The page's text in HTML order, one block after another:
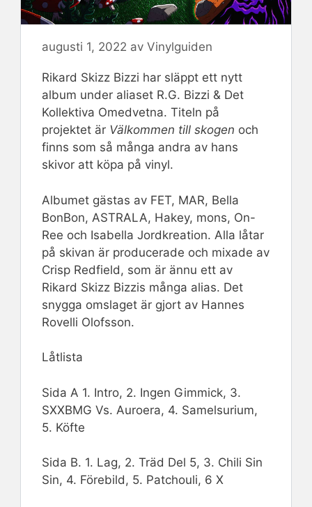
augusti 1, 2022 av Vinylguiden
Rikard Skizz Bizzi har släppt ett nytt
album under aliaset R.G. Bizzi & Det
Kollektiva Omedvetna. Titeln på
projektet är Välkommen till skogen och
finns som så många andra av hans
skivor att köpa på vinyl.
Albumet gästas av FET, MAR, Bella
BonBon, ASTRALA, Hakey, mons, On-
Ree och Isabella Jordkreation. Alla låtar
på skivan är producerade och mixade av
Crisp Redfield, som är ännu ett av
Rikard Skizz Bizzis många alias. Det
snygga omslaget är gjort av Hannes
Rovelli Olofsson.
Låtlista
Sida A 1. Intro, 2. Ingen Gimmick, 3.
SXXBMG Vs. Auroera, 4. Samelsurium,
5. Köfte
Sida B. 1. Lag, 2. Träd Del 5, 3. Chili Sin
Sin, 4. Förebild, 5. Patchouli, 6 X